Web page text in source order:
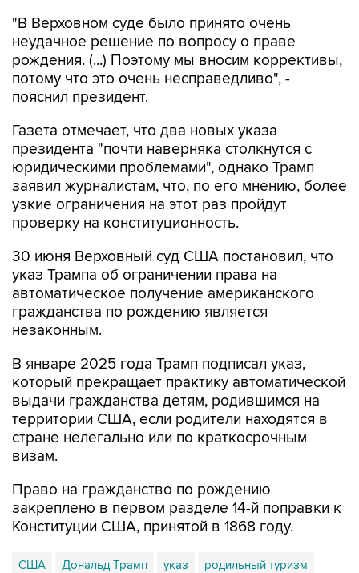
"В Верховном суде было принято очень
неудачное решение по вопросу о праве
рождения. (...) Поэтому мы вносим коррективы,
потому что это очень несправедливо", -
пояснил президент.
Газета отмечает, что два новых указа
президента "почти наверняка столкнутся с
юридическими проблемами", однако Трамп
заявил журналистам, что, по его мнению, более
узкие ограничения на этот раз пройдут
проверку на конституционность.
30 июня Верховный суд США постановил, что
указ Трампа об ограничении права на
автоматическое получение американского
гражданства по рождению является
незаконным.
В январе 2025 года Трамп подписал указ,
который прекращает практику автоматической
выдачи гражданства детям, родившимся на
территории США, если родители находятся в
стране нелегально или по краткосрочным
визам.
Право на гражданство по рождению
закреплено в первом разделе 14-й поправки к
Конституции США, принятой в 1868 году.
США Дональд Трамп указ родильный туризм